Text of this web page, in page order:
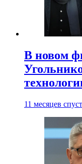
В новом
11 месяцев